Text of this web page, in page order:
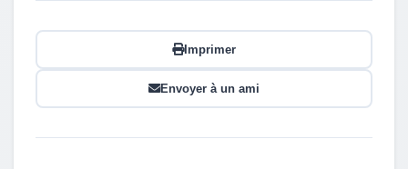
Imprimer
Envoyer à un ami